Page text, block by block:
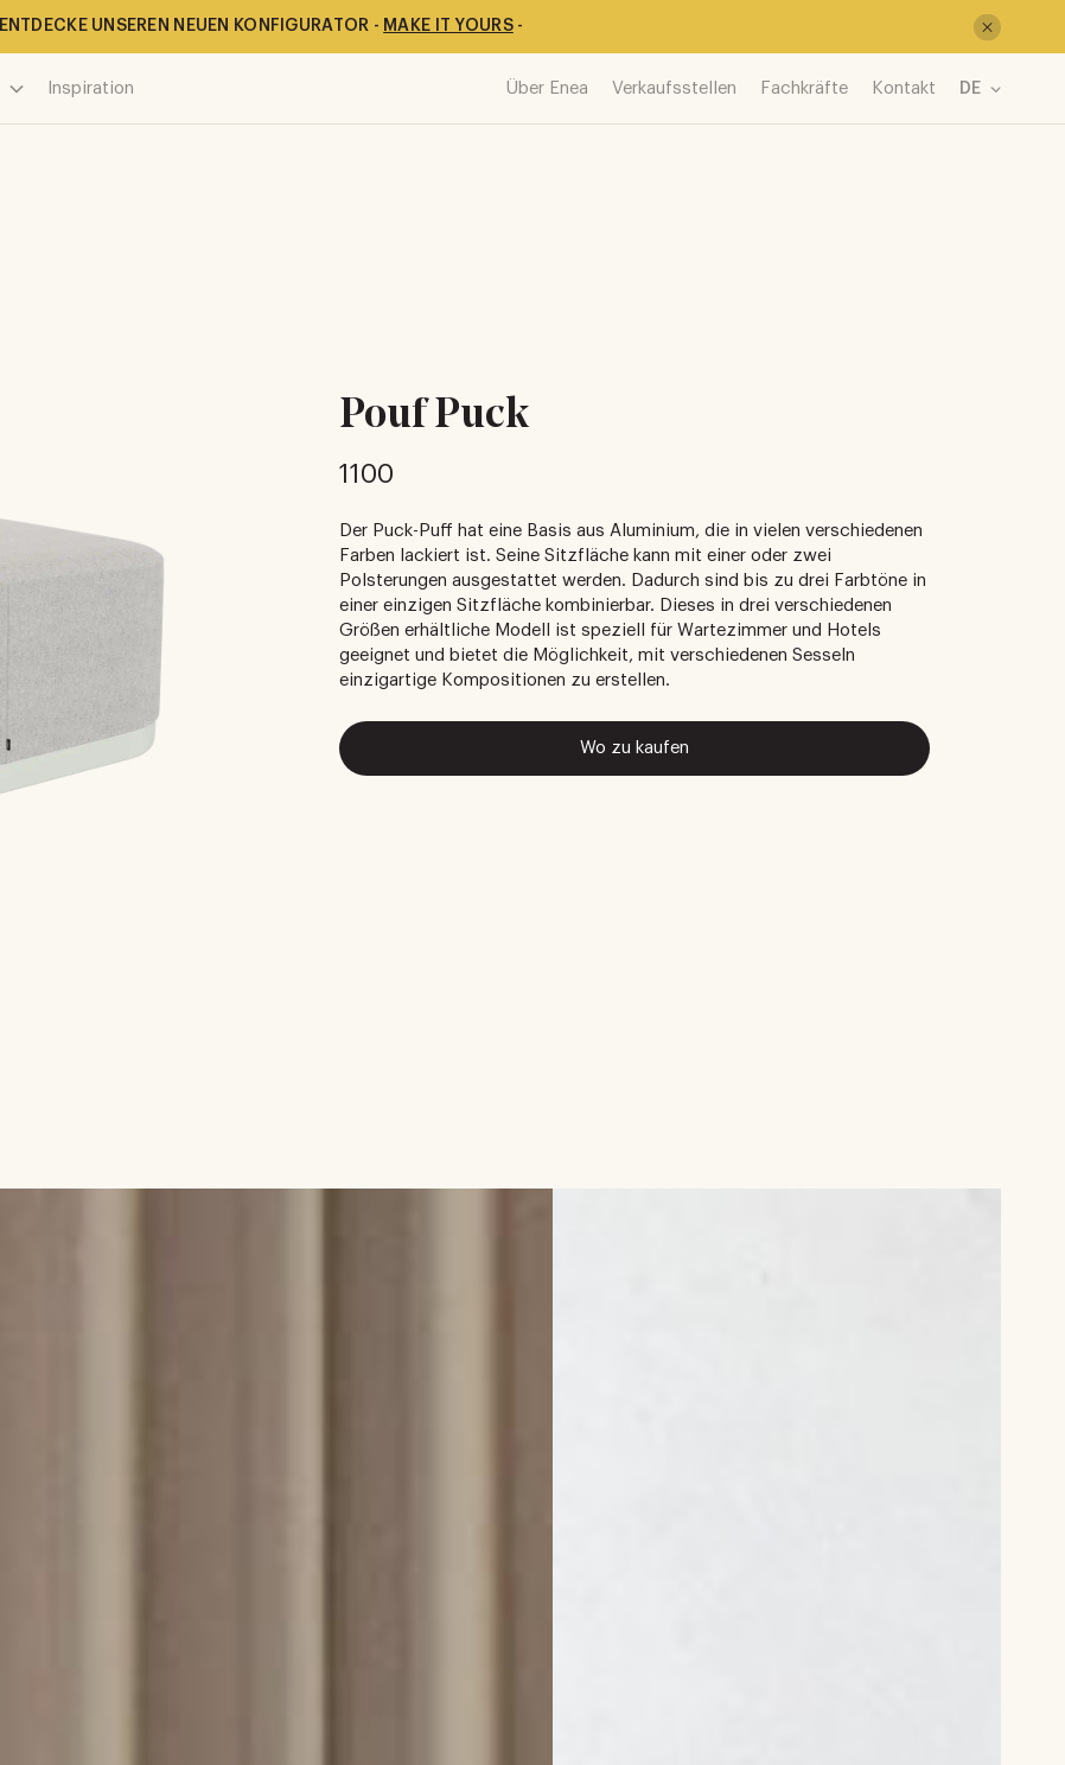
ENTDECKE UNSEREN NEUEN KONFIGURATOR - MAKE IT YOURS-
Inspiration Über Enea Verkaufsstellen Fachkräfte Kontakt DE
Pouf Puck
1100
Der Puck-Puff hat eine Basis aus Aluminium, die in vielen verschiedenen
Farben lackiert ist. Seine Sitzfläche kann mit einer oder zwei
Polsterungen ausgestattet werden. Dadurch sind bis zu drei Farbtöne in
einer einzigen Sitzfläche kombinierbar. Dieses in drei verschiedenen
Größen erhältliche Modell ist speziell für Wartezimmer und Hotels
geeignet und bietet die Möglichkeit, mit verschiedenen Sesseln
einzigartige Kompositionen zu erstellen.
Wo zu kaufen